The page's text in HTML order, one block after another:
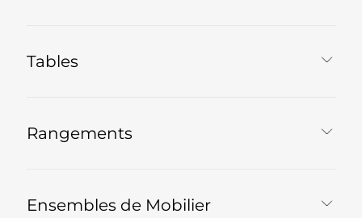
Tables
Rangements
Ensembles de Mobilier